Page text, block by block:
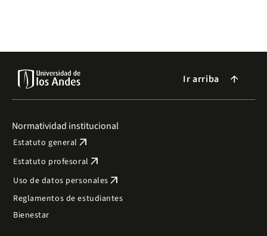
Ir arriba arrow_forward
Normatividad institucional
Estatuto general arrow_outward
Estatuto profesoral arrow_outward
Uso de datos personales arrow_outward
Reglamentos de estudiantes
Bienestar